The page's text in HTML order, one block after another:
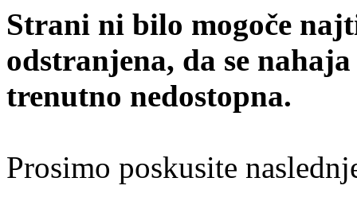
Strani ni bilo mogoče
odstranjena, da se
trenutno nedostopna.
Prosimo poskusite